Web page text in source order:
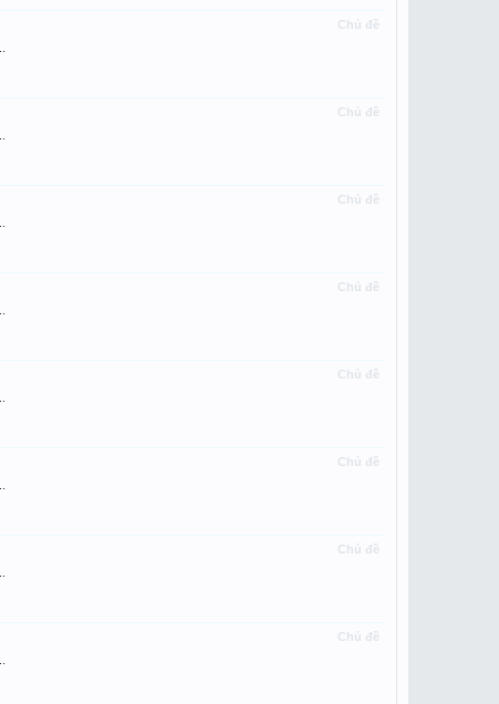
Chủ đề
Chủ đề
Chủ đề
Chủ đề
Chủ đề
Chủ đề
Chủ đề
Chủ đề